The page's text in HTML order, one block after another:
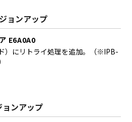
ョンアップ
E6A0A0
）にリトライ処理を追加。（※IPB-
ンアップ